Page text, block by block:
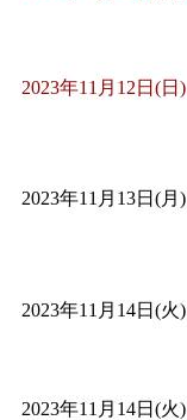
2023年11月12日(日)
2023年11月13日(月)
2023年11月14日(火)
2023年11月14日(火)